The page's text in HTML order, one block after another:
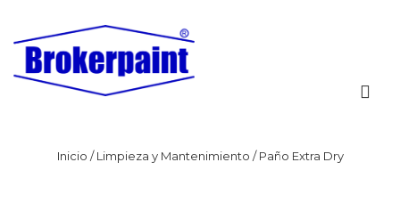
Inicio /Limpieza y Mantenimiento / Paño Extra Dry